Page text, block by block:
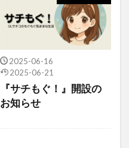
2025-06-16
2025-06-21
『サチもぐ！』開設の
お知らせ